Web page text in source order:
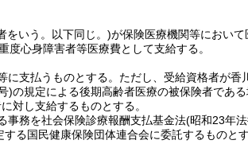
をいう。以下同じ。)が保険医療機関等におい
度心身障害者等医療費として支給する。
支払うものとする。 ただし、受給資格者が香
)の規定による後期高齢者医療の被保険者であ
対し支給するものとする。
事務を社会保険診療報酬支払基金法(昭和23年
る国民健康保険団体連合会に委託するものとす